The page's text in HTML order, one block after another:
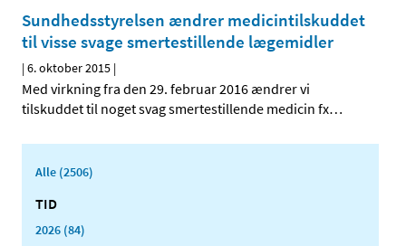
Sundhedsstyrelsen ændrer medicintilskuddet
til visse svage smertestillende lægemidler
|6. oktober 2015 |
Med virkning fra den 29. februar 2016 ændrer vi
tilskuddet til noget svag smertestillende medicin fx…
Alle (2506)
TID
2026 (84)